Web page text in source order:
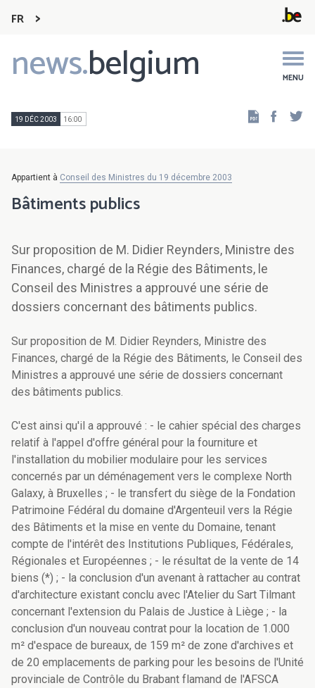
FR
news.belgium MENU
Main
navigation
19 DÉC 2003 16:00
Appartient à Conseil des Ministres du 19 décembre 2003
Bâtiments publics
Sur proposition de M. Didier Reynders, Ministre des
Finances, chargé de la Régie des Bâtiments, le
Conseil des Ministres a approuvé une série de
dossiers concernant des bâtiments publics.
Sur proposition de M. Didier Reynders, Ministre des
Finances, chargé de la Régie des Bâtiments, le Conseil des
Ministres a approuvé une série de dossiers concernant
des bâtiments publics.
C'est ainsi qu'il a approuvé : - le cahier spécial des charges
relatif à l'appel d'offre général pour la fourniture et
l'installation du mobilier modulaire pour les services
concernés par un déménagement vers le complexe North
Galaxy, à Bruxelles ; - le transfert du siège de la Fondation
Patrimoine Fédéral du domaine d'Argenteuil vers la Régie
des Bâtiments et la mise en vente du Domaine, tenant
compte de l'intérêt des Institutions Publiques, Fédérales,
Régionales et Européennes ; - le résultat de la vente de 14
biens (*) ; - la conclusion d'un avenant à rattacher au contrat
d'architecture existant conclu avec l'Atelier du Sart Tilmant
concernant l'extension du Palais de Justice à Liège ; - la
conclusion d'un nouveau contrat pour la location de 1.000
m² d'espace de bureaux, de 159 m² de zone d'archives et
de 20 emplacements de parking pour les besoins de l'Unité
provinciale de Contrôle du Brabant flamand de l'AFSCA